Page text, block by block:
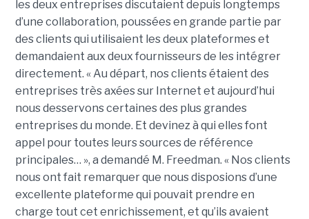
les deux entreprises discutaient depuis longtemps
d’une collaboration, poussées en grande partie par
des clients qui utilisaient les deux plateformes et
demandaient aux deux fournisseurs de les intégrer
directement. « Au départ, nos clients étaient des
entreprises très axées sur Internet et aujourd’hui
nous desservons certaines des plus grandes
entreprises du monde. Et devinez à qui elles font
appel pour toutes leurs sources de référence
principales… », a demandé M. Freedman. « Nos clients
nous ont fait remarquer que nous disposions d’une
excellente plateforme qui pouvait prendre en
charge tout cet enrichissement, et qu’ils avaient